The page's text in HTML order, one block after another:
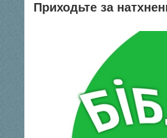
Приходьте за